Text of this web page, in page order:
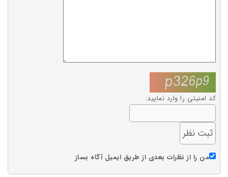
کد امنیتی را وارد نمایید:
من را از نظرات بعدی از طریق ایمیل آگاه بساز